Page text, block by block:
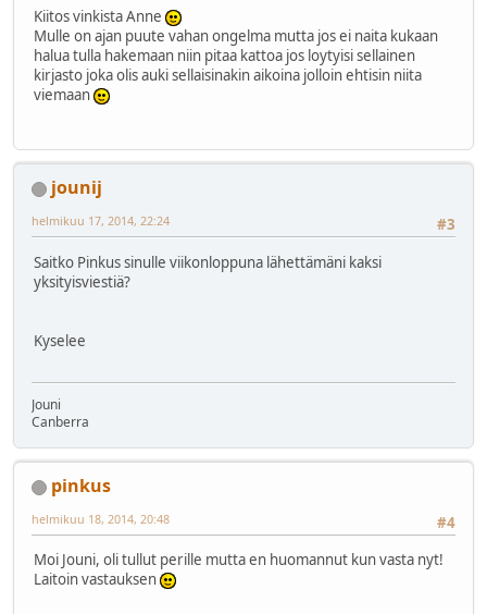
Kiitos vinkista Anne
Mulle on ajan puute vahan ongelma mutta jos ei naita kukaan
halua tulla hakemaan niin pitaa kattoa jos loytyisi sellainen
kirjasto joka olis auki sellaisinakin aikoina jolloin ehtisin niita
viemaan
jounij
#3
helmikuu 17, 2014, 22:24
Saitko Pinkus sinulle viikonloppuna lähettämäni kaksi
yksityisviestiä?
Kyselee
Jouni
Canberra
pinkus
#4
helmikuu 18, 2014, 20:48
Moi Jouni, oli tullut perille mutta en huomannut kun vasta nyt!
Laitoin vastauksen